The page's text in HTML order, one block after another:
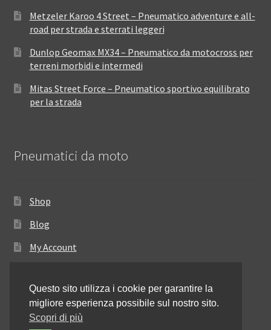
Metzeler Karoo 4 Street – Pneumatico adventure e all-
road per strada e sterrati leggeri
Dunlop Geomax MX34 – Pneumatico da motocross per
terreni morbidi e intermedi
Mitas Street Force – Pneumatico sportivo equilibrato
per la strada
Pneumatici da moto
Shop
Blog
My Account
Resi e rimborsi
Annullamento dell’ordine
Questo sito utilizza i cookie per garantire la
migliore esperienza possibile sul nostro sito.
Scopri di più